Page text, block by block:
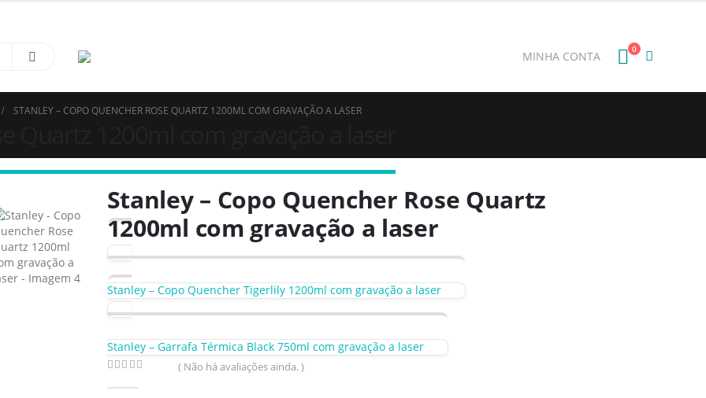
MINHA CONTA
0
STANLEY – COPO QUENCHER ROSE QUARTZ 1200ML COM GRAVAÇÃO A LASER
Stanley – Copo Quencher Rose Quartz
1200ml com gravação a laser
Stanley – Copo Quencher Tigerlily 1200ml com gravação a laser
Stanley – Garrafa Térmica Black 750ml com gravação a laser
( Não há avaliações ainda. )